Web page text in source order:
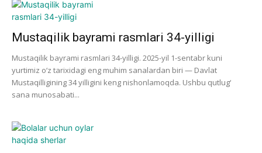
Mustaqilik bayrami rasmlari 34-yilligi
Mustaqilik bayrami rasmlari 34-yilligi. 2025-yil 1-sentabr kuni
yurtimiz o‘z tarixidagi eng muhim sanalardan biri — Davlat
Mustaqilligining 34 yilligini keng nishonlamoqda. Ushbu qutlug‘
sana munosabati...